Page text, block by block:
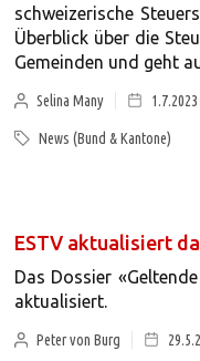
schweizerische
Überblick über die
Gemeinden und geht
Selina Many 1.7.2023
News (Bund & Kantone)
ESTV aktualisiert
Das Dossier
aktualisiert.
Peter von Burg